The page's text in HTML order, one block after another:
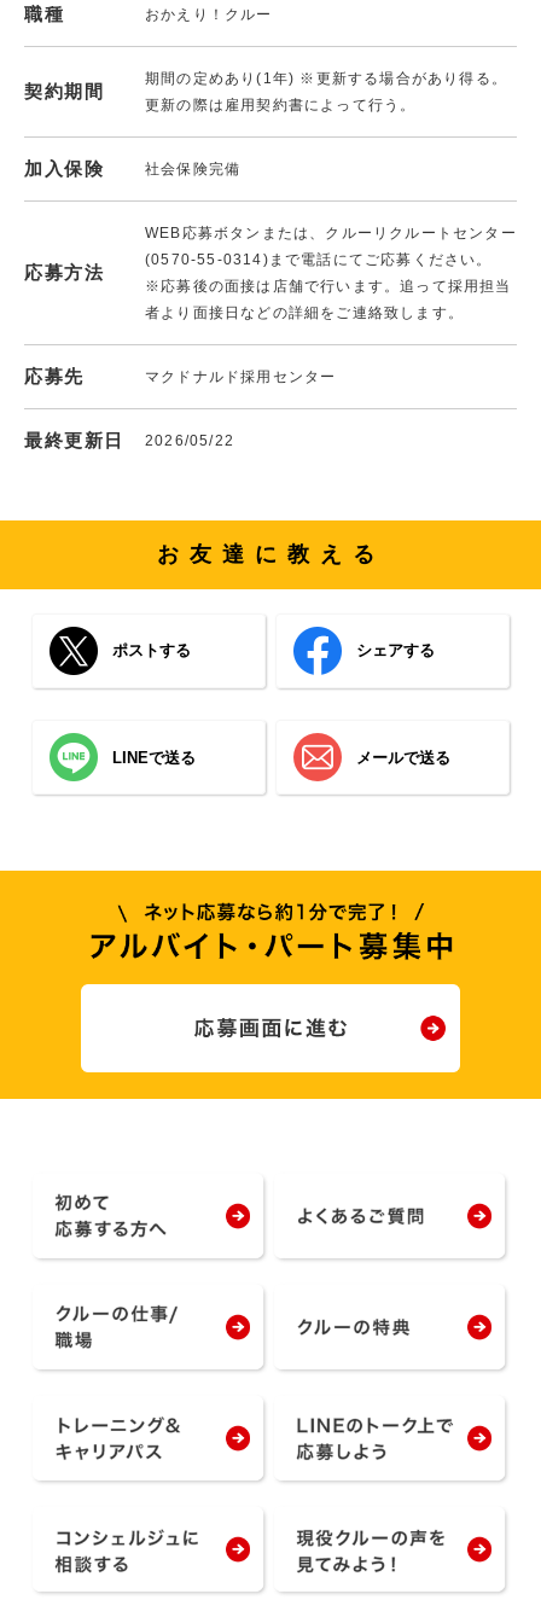
職種 おかえり！クルー
契約期間
期間の定めあり(1年) ※更新する場合があり得る。
更新の際は雇用契約書によって行う。
加入保険 社会保険完備
応募方法
WEB応募ボタンまたは、クルーリクルートセンター
(0570-55-0314)まで電話にてご応募ください。
※応募後の面接は店舗で行います。追って採用担当
者より面接日などの詳細をご連絡致します。
応募先 マクドナルド採用センター
最終更新日 2026/05/22
お友達に教える
ポストする シェアする
LINEで送る メールで送る